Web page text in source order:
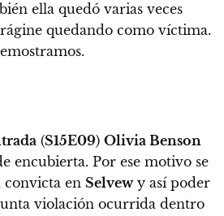
ella quedó varias veces
quedando como víctima.
(S15E09) Olivia Benson
encubierta. Por ese motivo se
convicta en Selvewy así poder
violación ocurrida dentro